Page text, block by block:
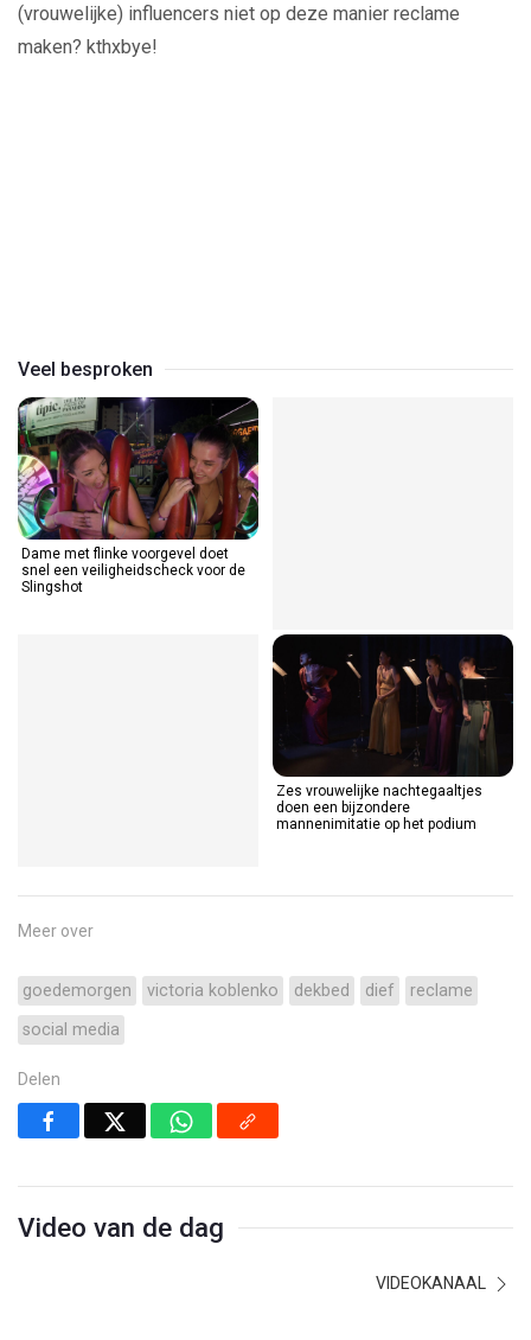
(vrouwelijke) influencers niet op deze manier reclame
maken? kthxbye!
Veel besproken
Dame met flinke voorgevel doet
snel een veiligheidscheck voor de
Slingshot
Zes vrouwelijke nachtegaaltjes
doen een bijzondere
mannenimitatie op het podium
Meer over
goedemorgen victoria koblenko dekbed dief
reclame
social media
Delen
Video van de dag
VIDEOKANAAL